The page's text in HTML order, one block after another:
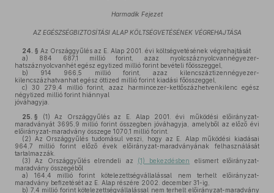
Harmadik Fejezet
AZ EGÉSZSÉGBIZTOSÍTÁSI ALAP KÖLTSÉGVETÉSÉNEK VÉGREHAJTÁSA
24. § Az Országgyűlés az E. Alap 2001. évi költségvetésének végrehajtását
a) 884 687,1 millió forint, azaz nyolcszáznyolcvannégyezer-
hatszáznyolcvanhét egész egytized millió forint bevételi főösszeggel,
b) 914 966,5 millió forint, azaz kilencszáztizennégyezer-
kilencszázhatvanhat egész öttized millió forint kiadási főösszeggel,
c) 30 279,4 millió forint, azaz harmincezer-kettőszázhetvenkilenc egész
négytized millió forint hiánnyal
jóváhagyja.
25. § (1) Az Országgyűlés az E. Alap 2001. évi működési előirányzat-
maradványát 3695,9 millió forint összegben jóváhagyja, amelyből az előző évi
előirányzat-maradvány összege 1070,1 millió forint.
(2) Az Országgyűlés tudomásul veszi, hogy az E. Alap működési kiadásai
964,7 millió forint előző évek előirányzat-maradványának felhasználását
tartalmazzák.
(3) Az Országgyűlés elrendeli az (1) bekezdésben
elismert előirányzat-
maradvány összegéből
a) 164,4 millió forint kötelezettségvállalással nem terhelt előirányzat-
maradvány befizetését az E. Alap részére 2002. december 31-ig,
b) 7,4 millió forint kötelezettségvállalással nem terhelt előirányzat-maradvány